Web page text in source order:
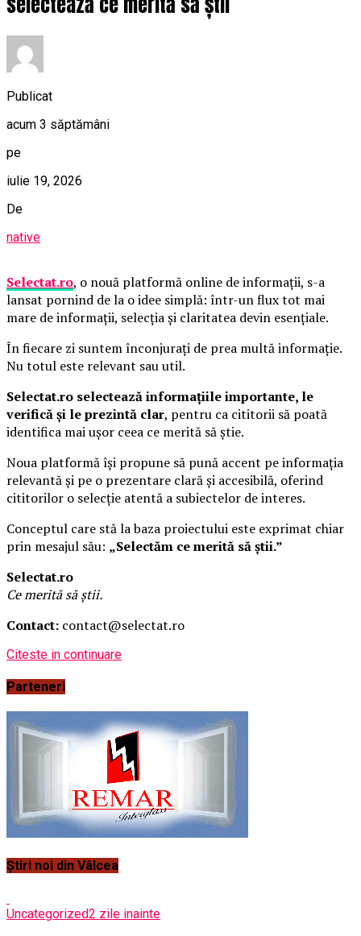
Publicat
acum 3 săptămâni
pe
iulie 19, 2026
De
native
Selectat.ro, o nouă platformă online de informații, s-a
lansat pornind de la o idee simplă: într-un flux tot mai
mare de informații, selecția și claritatea devin esențiale.
În fiecare zi suntem înconjurați de prea multă informație.
Nu totul este relevant sau util.
Selectat.ro selectează informațiile importante, le
verifică și le prezintă clar, pentru ca cititorii să poată
identifica mai ușor ceea ce merită să știe.
Noua platformă își propune să pună accent pe informația
relevantă și pe o prezentare clară și accesibilă, oferind
cititorilor o selecție atentă a subiectelor de interes.
Conceptul care stă la baza proiectului este exprimat chiar
prin mesajul său: „Selectăm ce merită să știi.”
Selectat.ro
Ce merită să știi.
Contact: contact@selectat.ro
Citeste in continuare
Parteneri
Știri noi din Vâlcea
Uncategorized2 zile inainte